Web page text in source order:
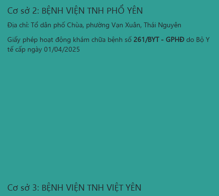
Cơ sở 2: BỆNH VIỆN TNH PHỔ YÊN
Địa chỉ: Tổ dân phố Chùa, phường Vạn Xuân, Thái Nguyên
Giấy phép hoạt động khám chữa bệnh số 261/BYT - GPHĐ do Bộ Y
tế cấp ngày 01/04/2025
Cơ sở 3: BỆNH VIỆN TNH VIỆT YÊN